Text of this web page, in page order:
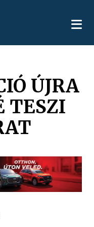
ÚJRA
TESZI